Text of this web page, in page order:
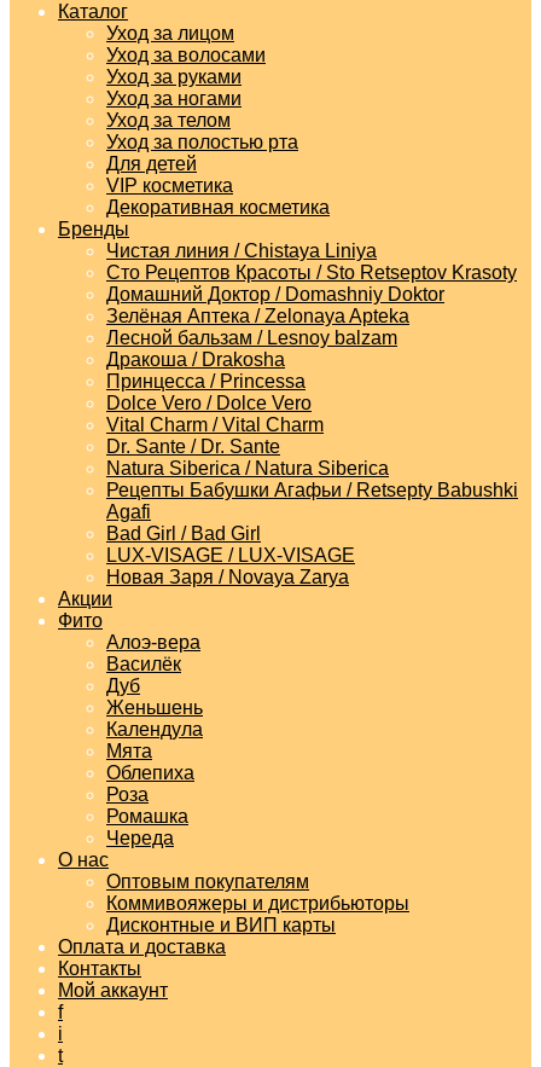
Каталог
Уход за лицом
Уход за волосами
Уход за руками
Уход за ногами
Уход за телом
Уход за полостью рта
Для детей
VIP косметика
Декоративная косметика
Бренды
Чистая линия / Chistaya Liniya
Сто Рецептов Красоты / Sto Retseptov Krasoty
Домашний Доктор / Domashniy Doktor
Зелёная Аптека / Zelonaya Apteka
Лесной бальзам / Lesnoy balzam
Дракоша / Drakosha
Принцесса / Princessa
Dolce Vero / Dolce Vero
Vital Charm / Vital Charm
Dr. Sante / Dr. Sante
Natura Siberica / Natura Siberica
Рецепты Бабушки Агафьи / Retsepty Babushki
Agafi
Bad Girl / Bad Girl
LUX-VISAGE / LUX-VISAGE
Новая Заря / Novaya Zarya
Акции
Фито
Алоэ-вера
Василёк
Дуб
Женьшень
Календула
Мята
Облепиха
Роза
Ромашка
Череда
О нас
Оптовым покупателям
Коммивояжеры и дистрибьюторы
Дисконтные и ВИП карты
Оплата и доставка
Контакты
Мой аккаунт
f
i
t